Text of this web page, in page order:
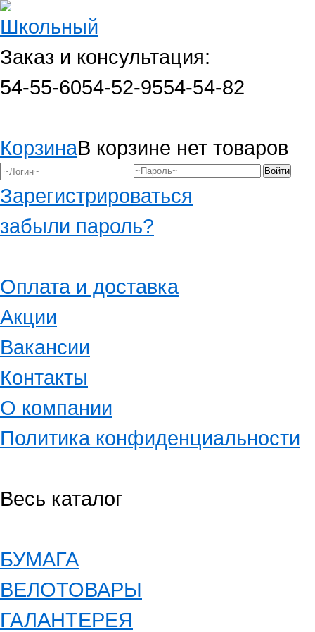
Заказ и консультация:
54-55-6054-52-9554-54-82
КорзинаВ корзине нет товаров
Зарегистрироваться
забыли пароль?
Оплата и доставка
Акции
Вакансии
Контакты
О компании
Политика конфиденциальности
Весь каталог
БУМАГА
ВЕЛОТОВАРЫ
ГАЛАНТЕРЕЯ